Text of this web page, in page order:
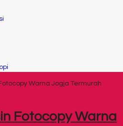
Warna Jogja Termurah
Fotocopy Warna